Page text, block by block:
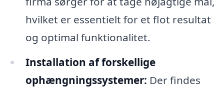
hvilket er essentielt for et flot resultat
og optimal funktionalitet.
Installation af forskellige
ophængningssystemer: Der findes